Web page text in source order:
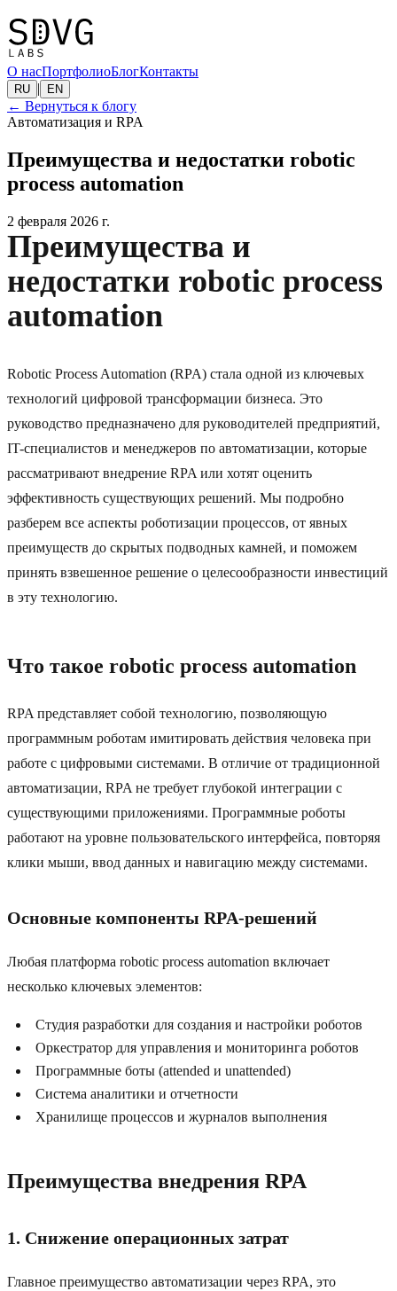
О насПортфолиоБлогКонтакты
RU | EN
← Вернуться к блогу
Автоматизация и RPA
Преимущества и недостатки robotic
process automation
2 февраля 2026 г.
Преимущества и
недостатки robotic process
automation
Robotic Process Automation (RPA) стала одной из ключевых
технологий цифровой трансформации бизнеса. Это
руководство предназначено для руководителей предприятий,
IT-специалистов и менеджеров по автоматизации, которые
рассматривают внедрение RPA или хотят оценить
эффективность существующих решений. Мы подробно
разберем все аспекты роботизации процессов, от явных
преимуществ до скрытых подводных камней, и поможем
принять взвешенное решение о целесообразности инвестиций
в эту технологию.
Что такое robotic process automation
RPA представляет собой технологию, позволяющую
программным роботам имитировать действия человека при
работе с цифровыми системами. В отличие от традиционной
автоматизации, RPA не требует глубокой интеграции с
существующими приложениями. Программные роботы
работают на уровне пользовательского интерфейса, повторяя
клики мыши, ввод данных и навигацию между системами.
Основные компоненты RPA-решений
Любая платформа robotic process automation включает
несколько ключевых элементов:
Студия разработки для создания и настройки роботов
Оркестратор для управления и мониторинга роботов
Программные боты (attended и unattended)
Система аналитики и отчетности
Хранилище процессов и журналов выполнения
Преимущества внедрения RPA
1. Снижение операционных затрат
Главное преимущество автоматизации через RPA, это